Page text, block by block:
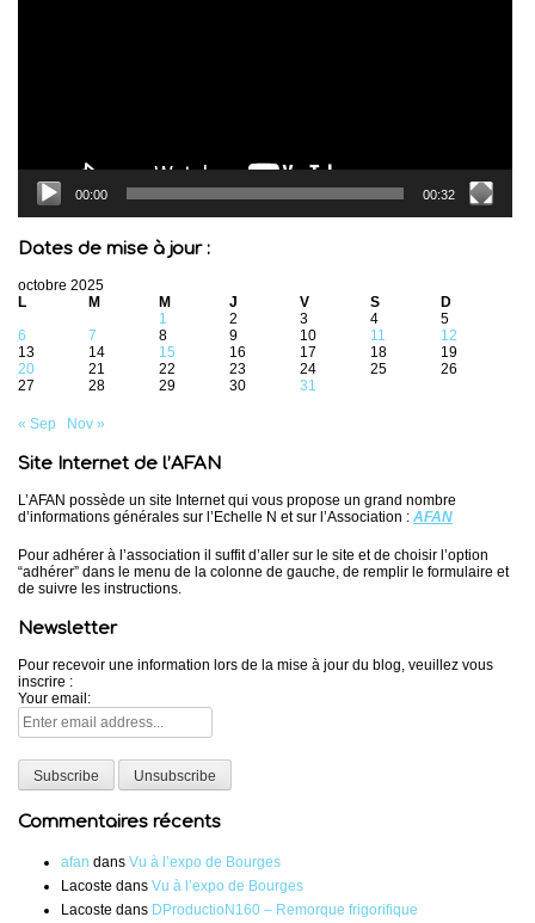
00:00 00:32
Dates de mise à jour :
octobre 2025
L
M M J V S
D
1
2 3 4
5
6
7 8 9 10 11
12
13
14 15 16 17 18
19
20
21 22 23 24 25
26
27
28 29 30 31
« Sep Nov »
Site Internet de l’AFAN
L’AFAN possède un site Internet qui vous propose un grand nombre
d’informations générales sur l’Echelle N et sur l’Association : AFAN
Pour adhérer à l’association il suffit d’aller sur le site et de choisir l’option
“adhérer” dans le menu de la colonne de gauche, de remplir le formulaire et
de suivre les instructions.
Newsletter
Pour recevoir une information lors de la mise à jour du blog, veuillez vous
inscrire :
Your email:
Commentaires récents
afan dans Vu à l’expo de Bourges
Lacoste dans Vu à l’expo de Bourges
Lacoste dans DProductioN160 – Remorque frigorifique